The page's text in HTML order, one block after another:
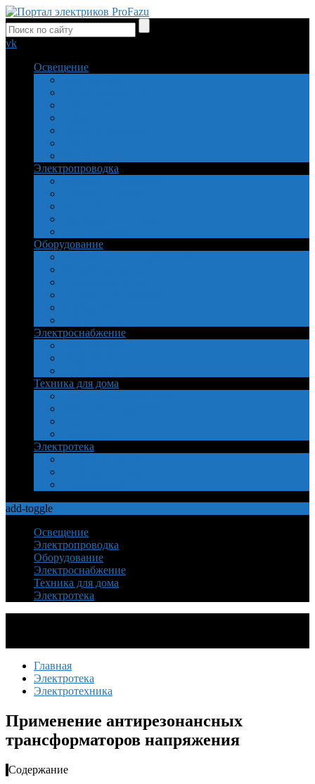
vk
Освещение
Электропроводка
Оборудование
Электроснабжение
Техника для дома
Электротека
add-toggle
Освещение
Электропроводка
Оборудование
Электроснабжение
Техника для дома
Электротека
Главная
Электротека
Электротехника
Применение антирезонансных
трансформаторов напряжения
Содержание